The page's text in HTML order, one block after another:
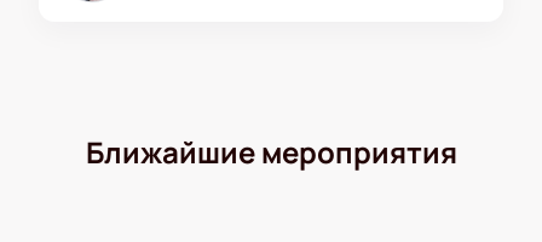
Ближайшие мероприятия